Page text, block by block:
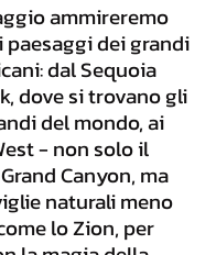
ammireremo
dei grandi
dal Sequoia
dove si trovano gli
del mondo, ai
- non solo il
Canyon, ma
naturali meno
lo Zion, per